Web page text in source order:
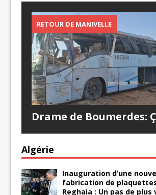
RETOUR DE MANIVELLE
Drame de Boumerdes:
Algérie
Inauguration d’une
fabrication de
Reghaia : Un pas de plus